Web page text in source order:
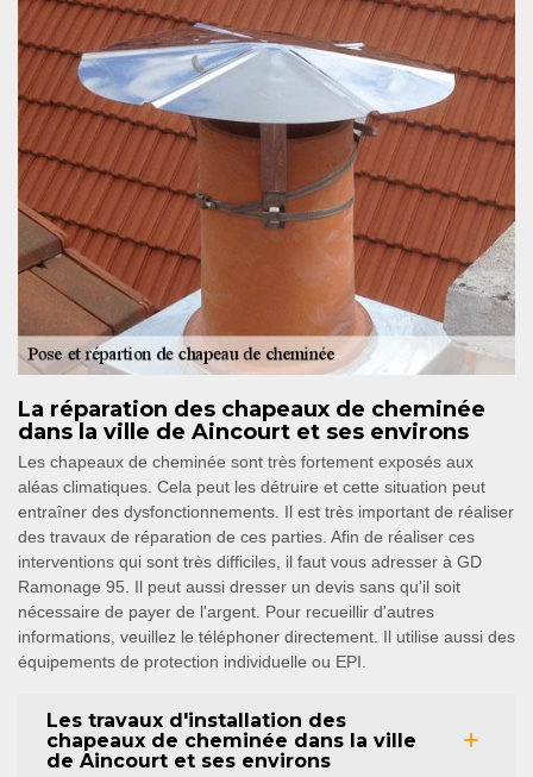
La réparation des chapeaux de cheminée
dans la ville de Aincourt et ses environs
Les chapeaux de cheminée sont très fortement exposés aux
aléas climatiques. Cela peut les détruire et cette situation peut
entraîner des dysfonctionnements. Il est très important de réaliser
des travaux de réparation de ces parties. Afin de réaliser ces
interventions qui sont très difficiles, il faut vous adresser à GD
Ramonage 95. Il peut aussi dresser un devis sans qu'il soit
nécessaire de payer de l'argent. Pour recueillir d'autres
informations, veuillez le téléphoner directement. Il utilise aussi des
équipements de protection individuelle ou EPI.
Les travaux d'installation des
chapeaux de cheminée dans la ville
de Aincourt et ses environs